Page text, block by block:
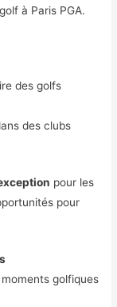
à Paris PGA.
des golfs
des clubs
pour les
pour
golfiques